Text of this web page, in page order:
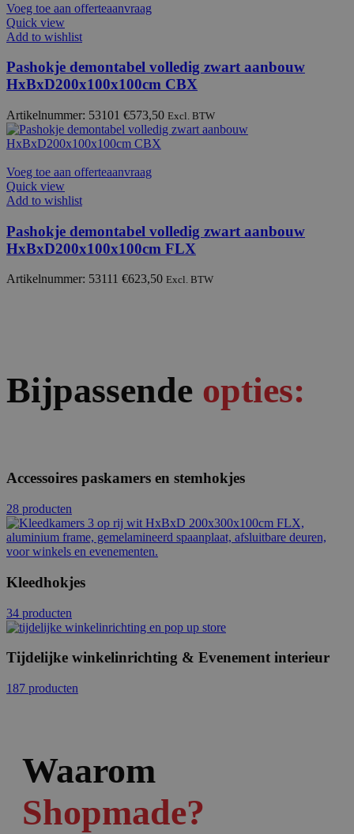
Voeg toe aan offerteaanvraag
Quick view
Add to wishlist
Pashokje demontabel volledig zwart aanbouw
HxBxD200x100x100cm CBX
Artikelnummer: 53101 €573,50 Excl. BTW
Voeg toe aan offerteaanvraag
Quick view
Add to wishlist
Pashokje demontabel volledig zwart aanbouw
HxBxD200x100x100cm FLX
Artikelnummer: 53111 €623,50 Excl. BTW
Bijpassende opties:
Accessoires paskamers en stemhokjes
28 producten
Kleedhokjes
34 producten
Tijdelijke winkelinrichting & Evenement interieur
187 producten
Waarom
Shopmade?